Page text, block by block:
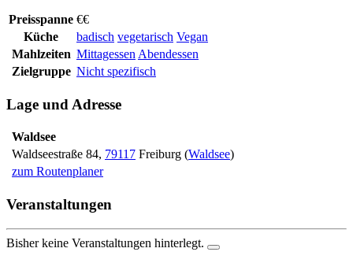
Preisspanne €€
Küche
badisch vegetarisch Vegan
Mahlzeiten Mittagessen Abendessen
Zielgruppe Nicht spezifisch
Lage und Adresse
Waldsee
Waldseestraße 84, 79117 Freiburg (Waldsee)
zum Routenplaner
Veranstaltungen
Bisher keine Veranstaltungen hinterlegt.